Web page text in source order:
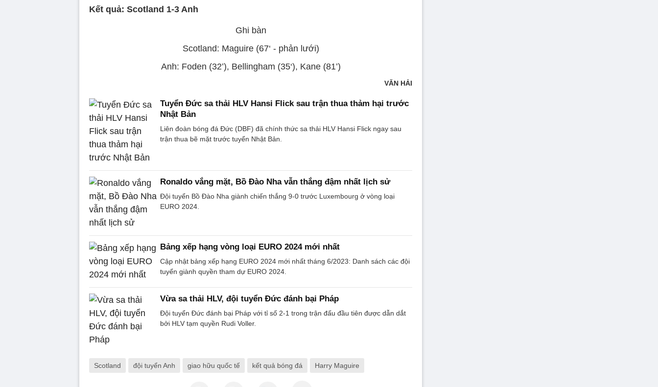
Kết quả: Scotland 1-3 Anh
Ghi bàn
Scotland: Maguire (67‘ - phản lưới)
Anh: Foden (32’), Bellingham (35‘), Kane (81’)
VĂN HẢI
Tuyển Đức sa thải HLV Hansi Flick sau trận thua thảm hại trước
Nhật Bản
Liên đoàn bóng đá Đức (DBF) đã chính thức sa thải HLV Hansi Flick ngay sau
trận thua bẽ mặt trước tuyển Nhật Bản.
Ronaldo vắng mặt, Bồ Đào Nha vẫn thắng đậm nhất lịch sử
Đội tuyển Bồ Đào Nha giành chiến thắng 9-0 trước Luxembourg ở vòng loại
EURO 2024.
Bảng xếp hạng vòng loại EURO 2024 mới nhất
Cập nhật bảng xếp hạng EURO 2024 mới nhất tháng 6/2023: Danh sách các đội
tuyển giành quyền tham dự EURO 2024.
Vừa sa thải HLV, đội tuyển Đức đánh bại Pháp
Đội tuyển Đức đánh bại Pháp với tỉ số 2-1 trong trận đấu đầu tiên được dẫn dắt
bởi HLV tạm quyền Rudi Voller.
Scotland đội tuyển Anh giao hữu quốc tế kết quả bóng đá Harry Maguire